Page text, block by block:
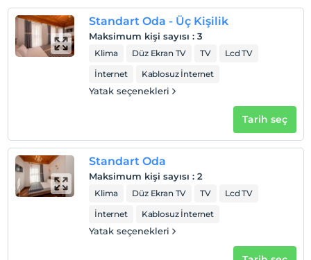
Evcil hayvan kabul edilmemektedir.
Sigara
Odalarda sigara içilmez
2 yaşına kadar olan bebekler ücretsizdir.
Her bir oda için 3 yaşına kadar 1 çocuk ücretsizdir
Standart Oda - Üç Kişilik
Maksimum kişi sayısı : 3
Klima Düz Ekran TV TV
Lcd TV
İnternet
Kablosuz İnternet
Yatak seçenekleri
Tarih seç
Standart Oda
Maksimum kişi sayısı : 2
Klima Düz Ekran TV TV
Lcd TV
İnternet
Kablosuz İnternet
Yatak seçenekleri